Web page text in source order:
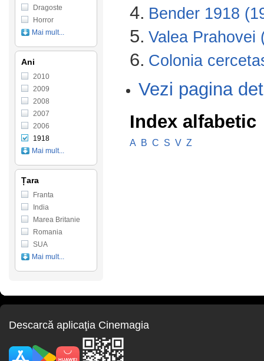
4. Bender 1918
5. Valea Prahovei
6. Colonia
Vezi pagina
Index alfabetic
A B C S V Z
Dragoste
Horror
Mai mult...
Ani
2010
2009
2008
2007
2006
1918
Mai mult...
Țara
Franta
India
Marea Britanie
Romania
SUA
Mai mult...
Descarcă aplicaţia Cinemagia